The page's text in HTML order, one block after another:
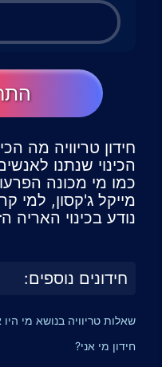
חידון טריוויה מה
הכינוי שנתנו
כמו מי מכונה
מייקל ג'קסון, למי
נודע בכינוי האריה
חידונים נוספים:
שאלות טריוויה בנושא מי
חידון מי אני?